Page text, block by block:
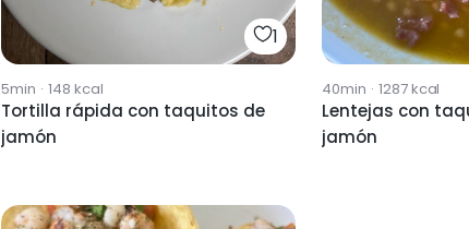
1
5min · 148 kcal
Tortilla rápida con taquitos de
jamón
40min · 1287kcal
Lentejas con
jamón